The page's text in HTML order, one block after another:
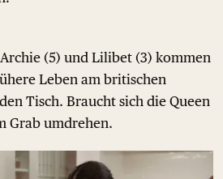
(5) und Lilibet (3) kommen
Leben am britischen
Tisch. Braucht sich die Queen
Grab umdrehen.